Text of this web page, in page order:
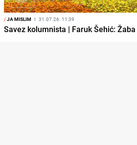
/JA MISLIM I 31.07.26. 11:39
Savez kolumnista | Faruk Šehić: